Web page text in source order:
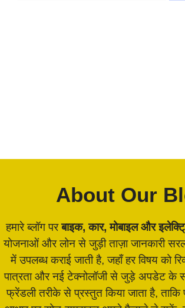
About Our
हमारे ब्लॉग परबाइक, कार, मोबाइल और
योजनाओं और लोन से जुड़ी ताज़ा जानकारी
में उपलब्ध कराई जाती है, जहाँ हर विषय को
पात्रता और नई टेक्नोलॉजी से जुड़े अपडेट के
फ्रेंडली तरीके से प्रस्तुत किया जाता है, ताकि